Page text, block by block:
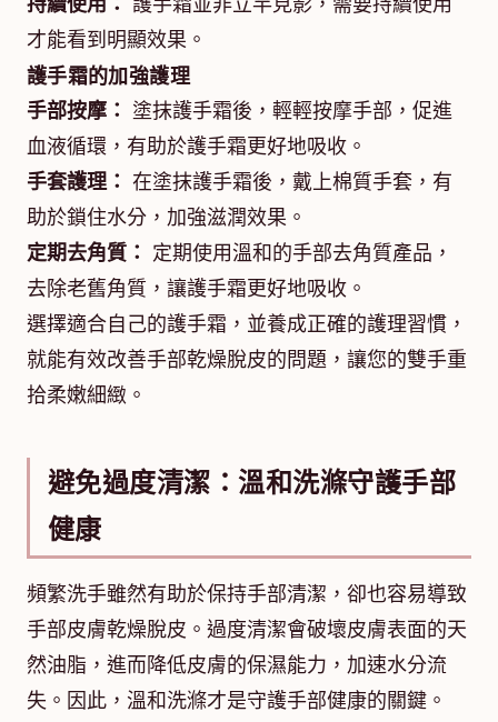
才能看到明顯效果。
護手霜的加強護理
手部按摩： 塗抹護手霜後，輕輕按摩手部，促進
血液循環，有助於護手霜更好地吸收。
手套護理： 在塗抹護手霜後，戴上棉質手套，有
助於鎖住水分，加強滋潤效果。
定期去角質： 定期使用溫和的手部去角質產品，
去除老舊角質，讓護手霜更好地吸收。
選擇適合自己的護手霜，並養成正確的護理習慣，
就能有效改善手部乾燥脫皮的問題，讓您的雙手重
拾柔嫩細緻。
避免過度清潔：溫和洗滌守護手部
健康
頻繁洗手雖然有助於保持手部清潔，卻也容易導致
手部皮膚乾燥脫皮。過度清潔會破壞皮膚表面的天
然油脂，進而降低皮膚的保濕能力，加速水分流
失。因此，溫和洗滌才是守護手部健康的關鍵。